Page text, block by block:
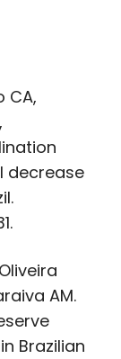
CA,
decrease
AM.
Brazilian